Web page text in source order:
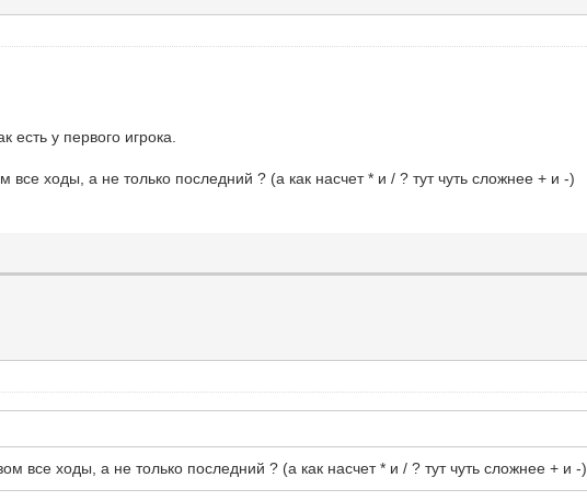
у первого игрока.
ходы, а не только последний ? (а как насчет * и / ? тут чуть сложнее + и -)
все ходы, а не только последний ? (а как насчет * и / ? тут чуть сложнее + и -)